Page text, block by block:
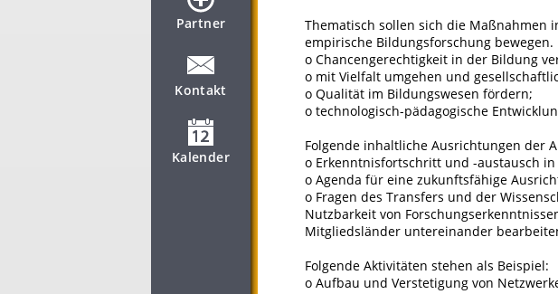
Partner
Kontakt
Kalender
Thematisch sollen sich die Maßnahmen
empirische Bildungsforschung bewegen.
o Chancengerechtigkeit in der Bildung
o mit Vielfalt umgehen und
o Qualität im Bildungswesen fördern;
o technologisch-pädagogische
Folgende inhaltliche Ausrichtungen der
o Erkenntnisfortschritt und -austausch
o Agenda für eine zukunftsfähige
o Fragen des Transfers und der
Nutzbarkeit von
Mitgliedsländer untereinander
Folgende Aktivitäten stehen als Beispiel:
o Aufbau und Verstetigung von